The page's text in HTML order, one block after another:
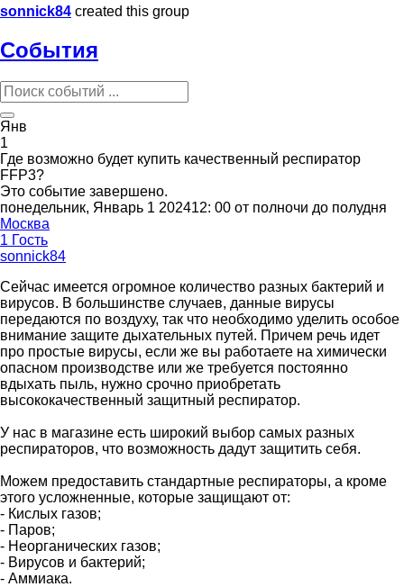
sonnick84 created this group
События
Янв
1
Где возможно будет купить качественный респиратор
FFP3?
Это событие завершено.
понедельник, Январь 1 202412: 00 от полночи до полудня
Москва
1 Гость
sonnick84
Сейчас имеется огромное количество разных бактерий и
вирусов. В большинстве случаев, данные вирусы
передаются по воздуху, так что необходимо уделить особое
внимание защите дыхательных путей. Причем речь идет
про простые вирусы, если же вы работаете на химически
опасном производстве или же требуется постоянно
вдыхать пыль, нужно срочно приобретать
высококачественный защитный респиратор.
У нас в магазине есть широкий выбор самых разных
респираторов, что возможность дадут защитить себя.
Можем предоставить стандартные респираторы, а кроме
этого усложненные, которые защищают от:
- Кислых газов;
- Паров;
- Неорганических газов;
- Вирусов и бактерий;
- Аммиака.